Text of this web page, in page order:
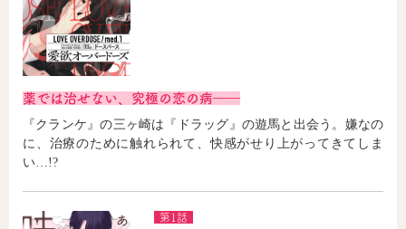
薬では治せない、究極の恋の病――
『クランケ』の三ヶ崎は『ドラッグ』の遊馬と出会う。嫌なの
に、治療のために触れられて、快感がせり上がってきてしま
い…!?
第1話